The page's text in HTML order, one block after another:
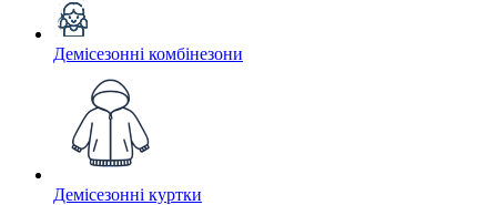
Демісезонні комбінезони
Демісезонні куртки